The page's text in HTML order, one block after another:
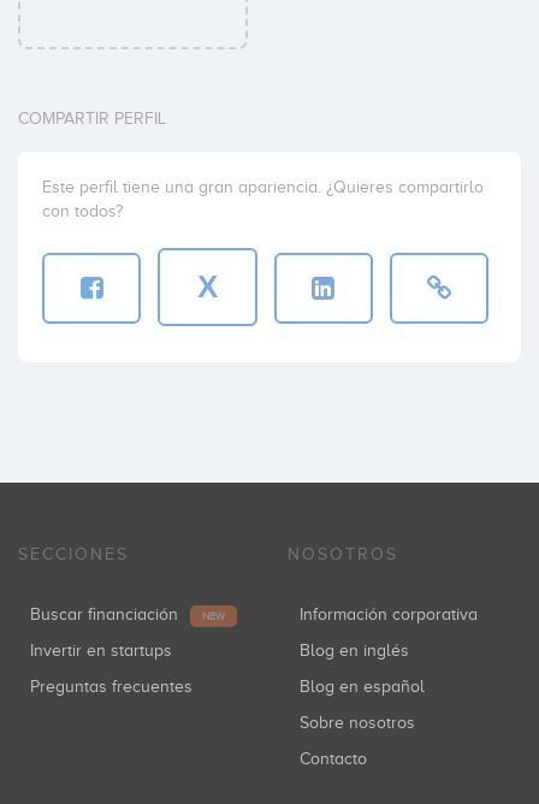
COMPARTIR PERFIL
Este perfil tiene una gran apariencia. ¿Quieres compartirlo
con todos?
X
SECCIONES
Buscar financiación NEW
Invertir en startups
Preguntas frecuentes
NOSOTROS
Información corporativa
Blog en inglés
Blog en español
Sobre nosotros
Contacto